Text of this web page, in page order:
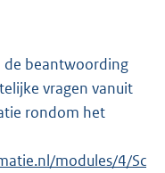
de beantwoording
vragen vanuit
rondom het
modules/4/Sc